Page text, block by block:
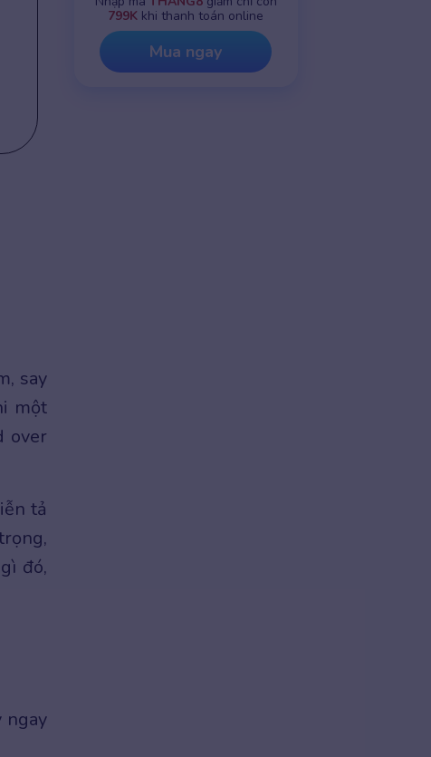
say
một
over
tả
đó,
ngay
799K khi thanh toán online
Mua ngay